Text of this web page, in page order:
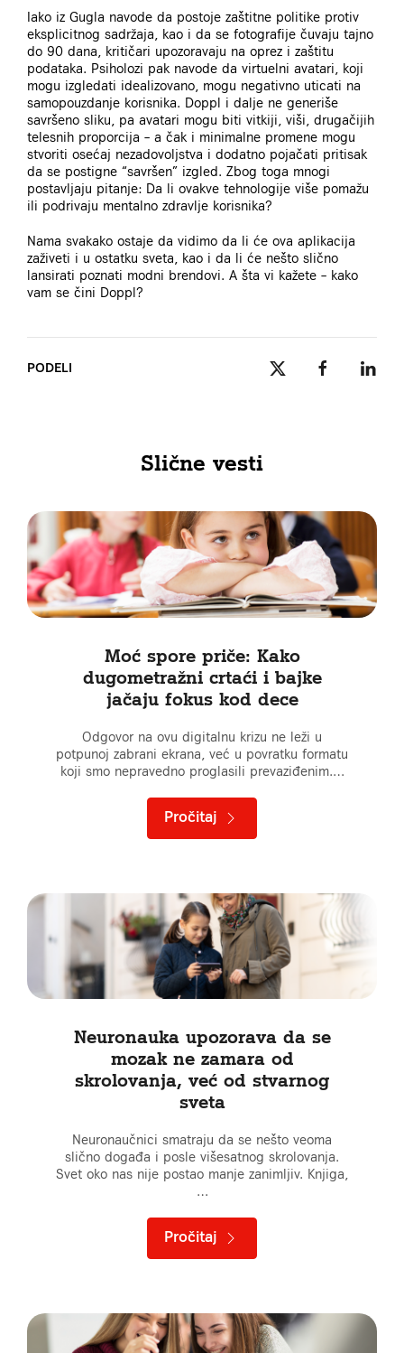
Iako iz Gugla navode da postoje zaštitne politike protiv
eksplicitnog sadržaja, kao i da se fotografije čuvaju tajno
do 90 dana, kritičari upozoravaju na oprez i zaštitu
podataka. Psiholozi pak navode da virtuelni avatari, koji
mogu izgledati idealizovano, mogu negativno uticati na
samopouzdanje korisnika. Doppl i dalje ne generiše
savršeno sliku, pa avatari mogu biti vitkiji, viši, drugačijih
telesnih proporcija – a čak i minimalne promene mogu
stvoriti osećaj nezadovoljstva i dodatno pojačati pritisak
da se postigne “savršen” izgled. Zbog toga mnogi
postavljaju pitanje: Da li ovakve tehnologije više pomažu
ili podrivaju mentalno zdravlje korisnika?
Nama svakako ostaje da vidimo da li će ova aplikacija
zaživeti i u ostatku sveta, kao i da li će nešto slično
lansirati poznati modni brendovi. A šta vi kažete – kako
vam se čini Doppl?
PODELI
Slične vesti
Moć spore priče: Kako
dugometražni crtaći i bajke
jačaju fokus kod dece
Odgovor na ovu digitalnu krizu ne leži u
potpunoj zabrani ekrana, već u povratku formatu
koji smo nepravedno proglasili prevaziđenim.…
Pročitaj
Neuronauka upozorava da se
mozak ne zamara od
skrolovanja, već od stvarnog
sveta
Neuronaučnici smatraju da se nešto veoma
slično događa i posle višesatnog skrolovanja.
Svet oko nas nije postao manje zanimljiv. Knjiga,
…
Pročitaj